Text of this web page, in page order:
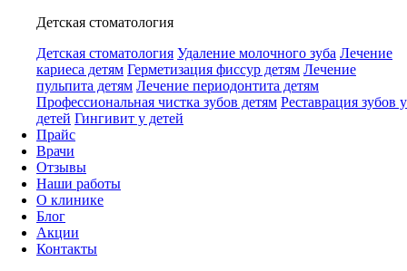
Детская стоматология
Детская стоматология Удаление молочного зуба Лечение
кариеса детям Герметизация фиссур детям Лечение
пульпита детям Лечение периодонтита детям
Профессиональная чистка зубов детям Реставрация зубов у
детей Гингивит у детей
Прайс
Врачи
Отзывы
Наши работы
О клинике
Блог
Акции
Контакты